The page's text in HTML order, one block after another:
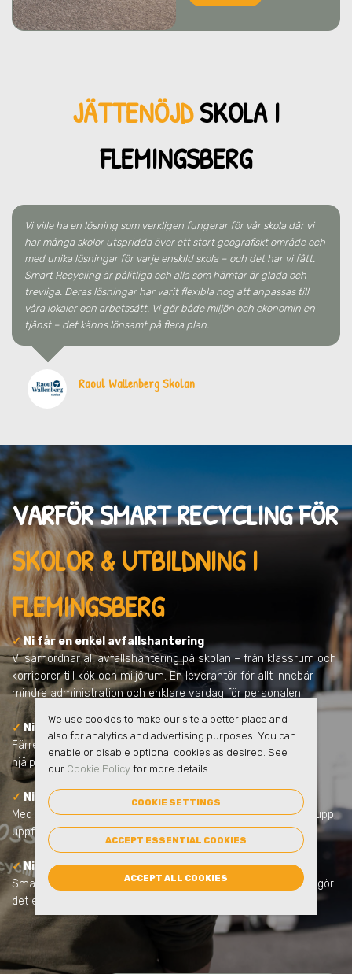
JÄTTENÖJDSKOLA I
FLEMINGSBERG
Vi ville ha en lösning som verkligen fungerar för vår skola där vi
har många skolor utspridda över ett stort geografiskt område och
med unika lösningar för varje enskild skola – och det har vi fått.
Smart Recycling är pålitliga och alla som hämtar är glada och
trevliga. Deras lösningar har varit flexibla nog att anpassas till
våra lokaler och arbetssätt. Vi gör både miljön och ekonomin en
tjänst – det känns lönsamt på flera plan.
Raoul Wallenberg Skolan
VARFÖR SMART RECYCLING FÖR
SKOLOR & UTBILDNING I
FLEMINGSBERG
✓ Ni får en enkel avfallshantering
Vi samordnar all avfallshantering på skolan – från klassrum och
korridorer till kök och miljörum. En leverantör för allt innebär
mindre administration och enklare vardag för personalen.
✓ Ni minskar skolans klimatpåverkan
Färre transporter, tydligare sortering och ökad återvinning
hjälper skolan att minska koldioxidutsläppen.
✓ Ni får full kontroll och tydlig rapportering
Med eSmart får ni statistik över skolans avfall. Lätt att följa upp,
uppfylla lagkrav och visa upp.
✓ Ni gör hållbarhet till en del av undervisningen
Smarta miljömöbler och kärl, tydliga skyltar och utbildningar gör
det enkelt för eleverna att delta i hållbarhetsarbetet.
We use cookies to make our site a better place and
also for analytics and advertising purposes. You can
enable or disable optional cookies as desired. See
our Cookie Policyfor more details.
COOKIE SETTINGS
ACCEPT ESSENTIAL COOKIES
ACCEPT ALL COOKIES